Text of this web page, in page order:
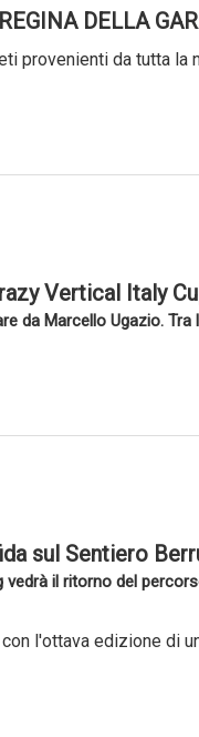
DELLA
provenienti da tutta
Vertical Italy
Marcello Ugazio.
sul Sentiero
il ritorno del
l'ottava edizione di